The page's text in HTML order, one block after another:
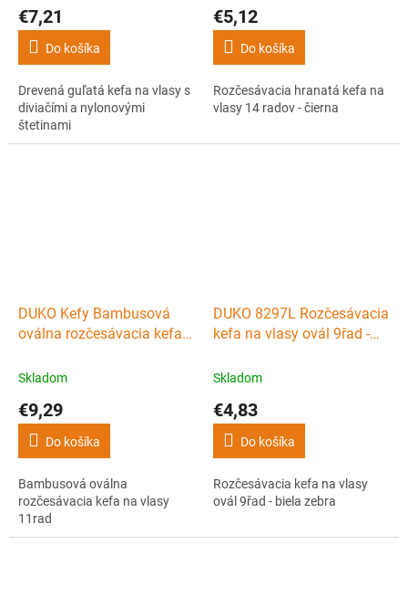
€7,21
Do košíka
Drevená guľatá kefa na vlasy s
diviačími a nylonovými
štetinami
€5,12
Do košíka
Rozčesávacia hranatá kefa na
vlasy 14 radov - čierna
DUKO Kefy Bambusová
oválna rozčesávacia kefa
Skladom
€9,29
Do košíka
Bambusová oválna
rozčesávacia kefa na vlasy
11rad
DUKO 8297L Rozčesávacia
kefa na vlasy ovál 9řad -
Skladom
€4,83
Do košíka
Rozčesávacia kefa na vlasy
ovál 9řad - biela zebra